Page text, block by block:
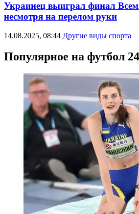
Украинец выиграл финал
несмотря на перелом руки
14.08.2025, 08:44 Другие виды спорта
Популярное на футбол 24